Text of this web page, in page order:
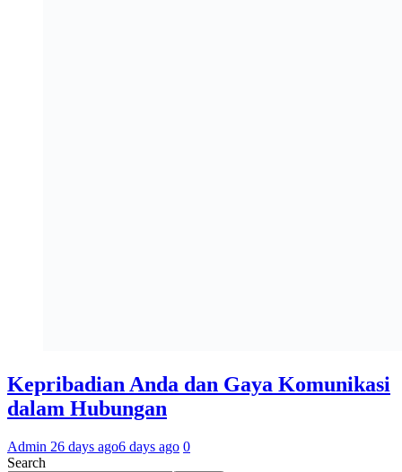
Kepribadian Anda dan Gaya Komunikasi
dalam Hubungan
Admin 26 days ago6 days ago 0
Search